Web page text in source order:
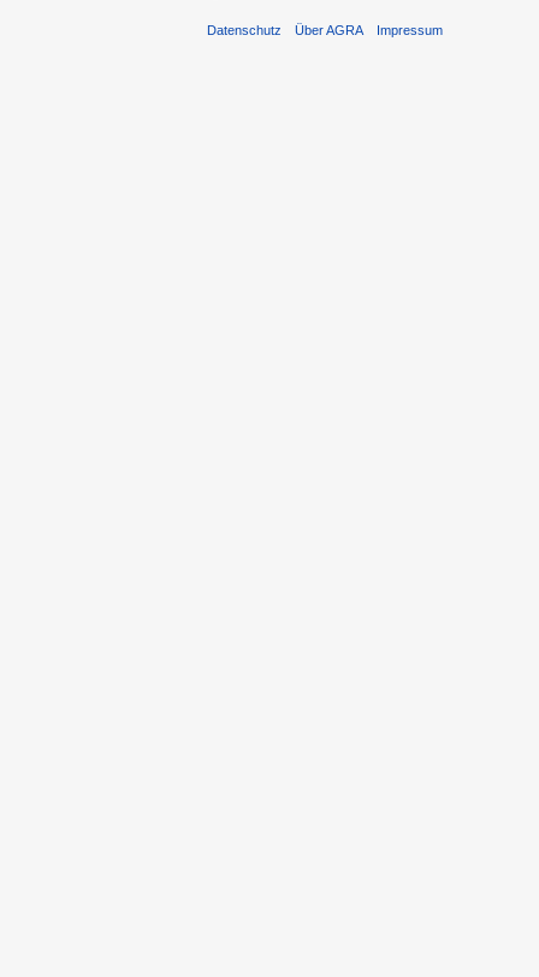
Datenschutz Über AGRA Impressum